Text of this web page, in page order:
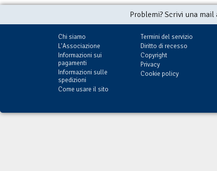
Problemi? Scrivi una
Chi siamo
L'Associazione
Informazioni sui
pagamenti
Informazioni sulle
spedizioni
Come usare il sito
Termini del servizio
Diritto di recesso
Copyright
Privacy
Cookie policy